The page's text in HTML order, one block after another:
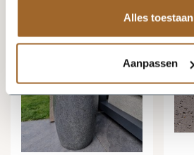
Alles toestaan
Aanpassen